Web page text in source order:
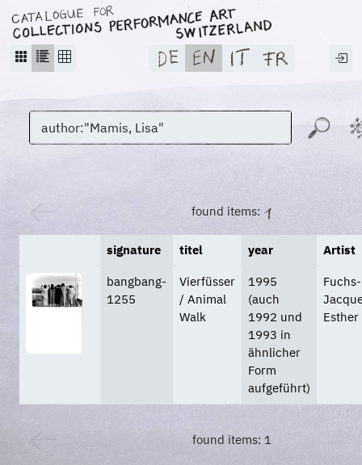
found items:
signature titel year Artist
bangbang-
1255
Vierfüsser
/ Animal
Walk
1995
(auch
1992 und
1993 in
ähnlicher
Form
aufgeführt)
Fuchs-
Esther
found items: 1